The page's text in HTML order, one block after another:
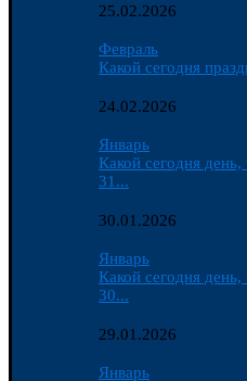
25.02.2026
Февраль
Какой сегодня
24.02.2026
Январь
Какой сегодня
31...
30.01.2026
Январь
Какой сегодня
30...
29.01.2026
Январь